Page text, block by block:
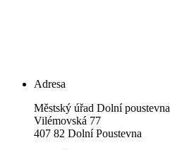
Adresa
Městský úřad Dolní poustevna
Vilémovská 77
407 82 Dolní Poustevna